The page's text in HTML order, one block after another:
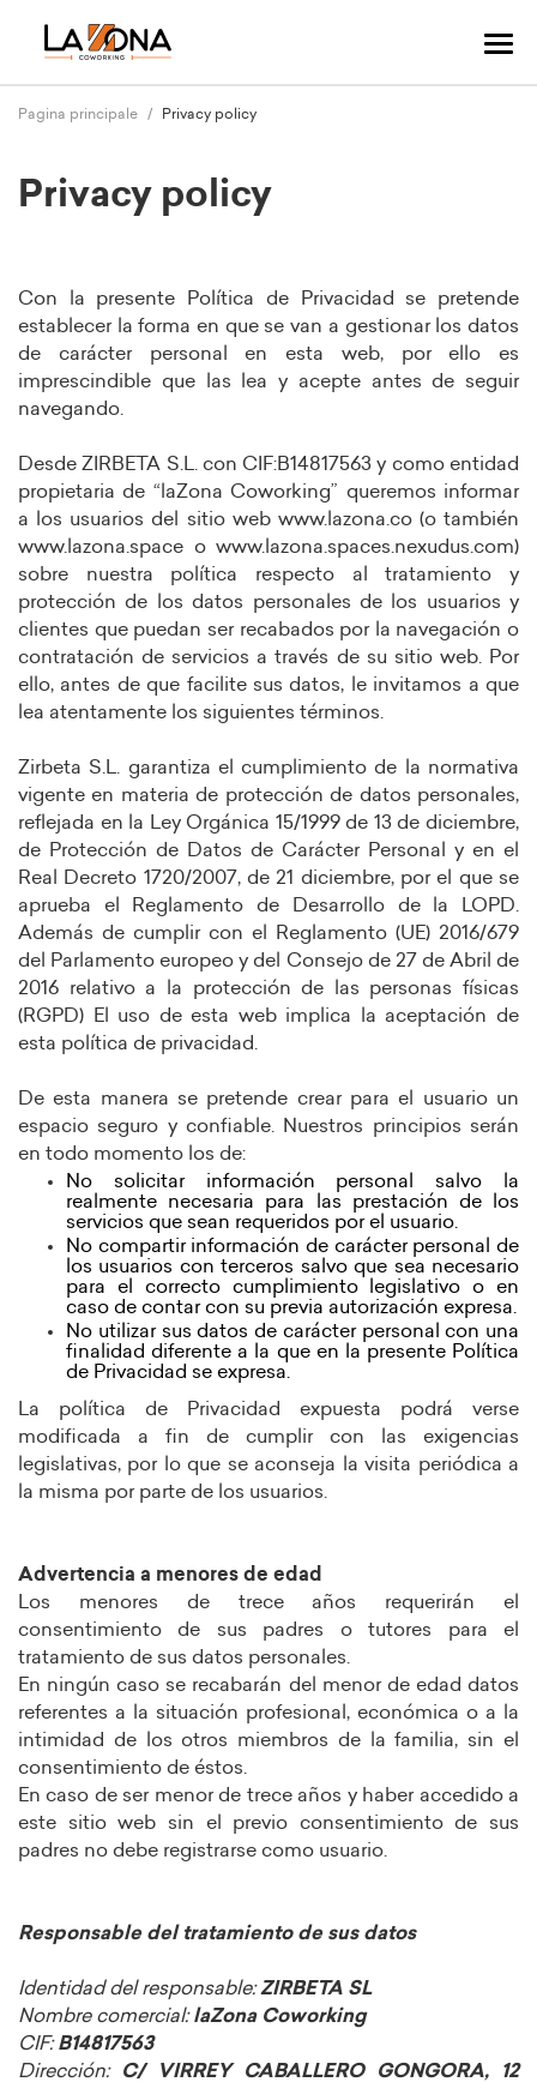
Pagina principale Privacy policy
Privacy policy
Con la presente Política de Privacidad se pretende
establecer la forma en que se van a gestionar los datos
de carácter personal en esta web, por ello es
imprescindible que las lea y acepte antes de seguir
navegando.
Desde ZIRBETA S.L. con CIF:B14817563 y como entidad
propietaria de “laZona Coworking” queremos informar
a los usuarios del sitio web www.lazona.co (o también
www.lazona.space o www.lazona.spaces.nexudus.com)
sobre nuestra política respecto al tratamiento y
protección de los datos personales de los usuarios y
clientes que puedan ser recabados por la navegación o
contratación de servicios a través de su sitio web. Por
ello, antes de que facilite sus datos, le invitamos a que
lea atentamente los siguientes términos.
Zirbeta S.L. garantiza el cumplimiento de la normativa
vigente en materia de protección de datos personales,
reflejada en la Ley Orgánica 15/1999 de 13 de diciembre,
de Protección de Datos de Carácter Personal y en el
Real Decreto 1720/2007, de 21 diciembre, por el que se
aprueba el Reglamento de Desarrollo de la LOPD.
Además de cumplir con el Reglamento (UE) 2016/679
del Parlamento europeo y del Consejo de 27 de Abril de
2016 relativo a la protección de las personas físicas
(RGPD) El uso de esta web implica la aceptación de
esta política de privacidad.
De esta manera se pretende crear para el usuario un
espacio seguro y confiable. Nuestros principios serán
en todo momento los de:
No solicitar información personal salvo la
realmente necesaria para las prestación de los
servicios que sean requeridos por el usuario.
No compartir información de carácter personal de
los usuarios con terceros salvo que sea necesario
para el correcto cumplimiento legislativo o en
caso de contar con su previa autorización expresa.
No utilizar sus datos de carácter personal con una
finalidad diferente a la que en la presente Política
de Privacidad se expresa.
La política de Privacidad expuesta podrá verse
modificada a fin de cumplir con las exigencias
legislativas, por lo que se aconseja la visita periódica a
la misma por parte de los usuarios.
Advertencia a menores de edad
Los menores de trece años requerirán el
consentimiento de sus padres o tutores para el
tratamiento de sus datos personales.
En ningún caso se recabarán del menor de edad datos
referentes a la situación profesional, económica o a la
intimidad de los otros miembros de la familia, sin el
consentimiento de éstos.
En caso de ser menor de trece años y haber accedido a
este sitio web sin el previo consentimiento de sus
padres no debe registrarse como usuario.
Responsable del tratamiento de sus datos
Identidad del responsable:ZIRBETA SL
Nombre comercial:laZona Coworking
CIF:B14817563
Dirección:
C/ VIRREY CABALLERO GONGORA, 12